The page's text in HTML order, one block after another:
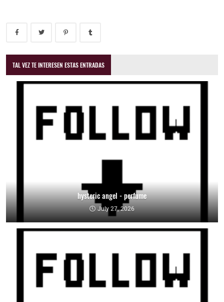
TAL VEZ TE INTERESEN ESTAS ENTRADAS
hysteric angel - perfume
July 27, 2026